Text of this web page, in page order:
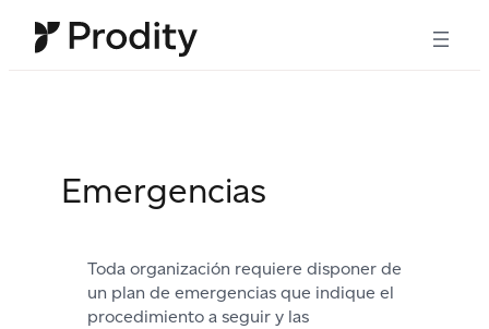
Saltar
Emergencias
Toda organización requiere disponer de
un plan de emergencias que indique el
procedimiento a seguir y las